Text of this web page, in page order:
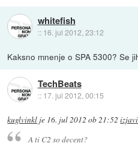
whitefish
:: 16. jul 2012, 23:12
Kaksno mnenje o SPA 5300? Se
TechBeats
:: 17. jul 2012, 00:15
kuglvinkl je 16. jul 2012 ob 21:52
A ti C2 so decent?